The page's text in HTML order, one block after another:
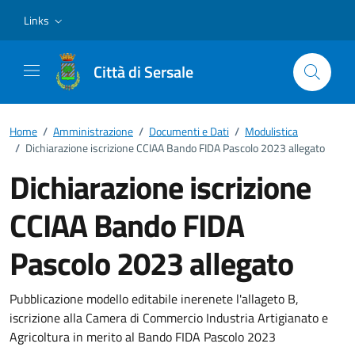
Links
Città di Sersale
Home / Amministrazione / Documenti e Dati / Modulistica
/ Dichiarazione iscrizione CCIAA Bando FIDA Pascolo 2023 allegato
Dichiarazione iscrizione
CCIAA Bando FIDA
Pascolo 2023 allegato
Dettagli del documento
Pubblicazione modello editabile inerenete l'allageto B,
iscrizione alla Camera di Commercio Industria Artigianato e
Agricoltura in merito al Bando FIDA Pascolo 2023